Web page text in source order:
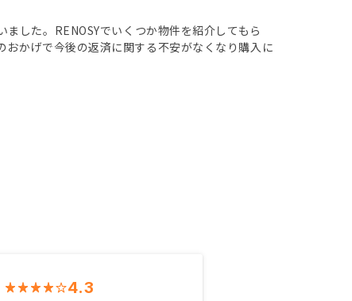
した。RENOSYでいくつか物件を紹介してもら
かげで今後の返済に関する不安がなくなり購入に
4.3